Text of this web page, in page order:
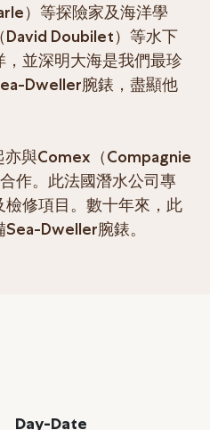
）等探險家及海洋學
David Doubilet）等水下
並深明大海是我們最珍
Dweller腕錶，盡顯他
亦與Comex（Compagnie
作。此法國潛水公司專
修項目。數十年來，此
Dweller腕錶。
Day-Date